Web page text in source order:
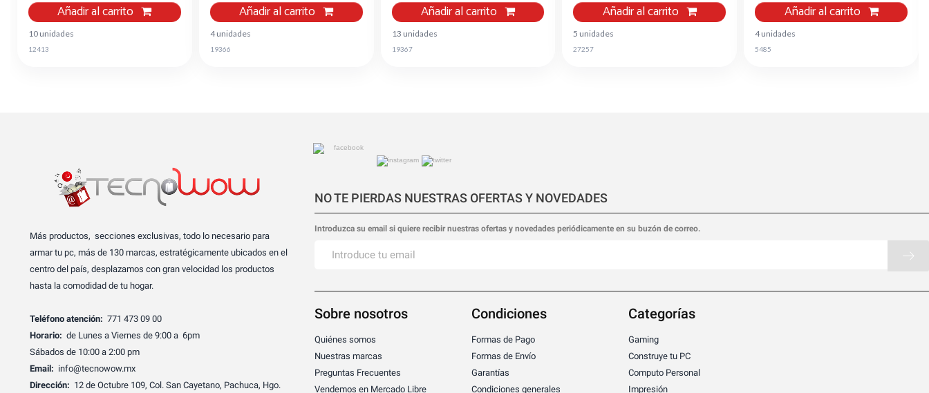
Añadir al carrito
10 unidades
12413
Añadir al carrito
4 unidades
19366
Añadir al carrito
13 unidades
19367
Añadir al carrito
5 unidades
27257
Añadir al carrito
4 unidades
5485
Más productos, secciones exclusivas, todo lo necesario para
armar tu pc, más de 130 marcas, estratégicamente ubicados en el
centro del país, desplazamos con gran velocidad los productos
hasta la comodidad de tu hogar.
Teléfono atención: 771 473 09 00
Horario: de Lunes a Viernes de 9:00 a 6pm
Sábados de 10:00 a 2:00 pm
Email: info@tecnowow.mx
Dirección: 12 de Octubre 109, Col. San Cayetano, Pachuca, Hgo.
NO TE PIERDAS NUESTRAS OFERTAS Y NOVEDADES
Introduzca su email si quiere recibir nuestras ofertas y novedades periódicamente en su buzón de correo.
Sobre nosotros
Quiénes somos
Nuestras marcas
Preguntas Frecuentes
Vendemos en Mercado Libre
Condiciones
Formas de Pago
Formas de Envío
Garantías
Condiciones generales
Categorías
Gaming
Construye tu PC
Computo Personal
Impresión